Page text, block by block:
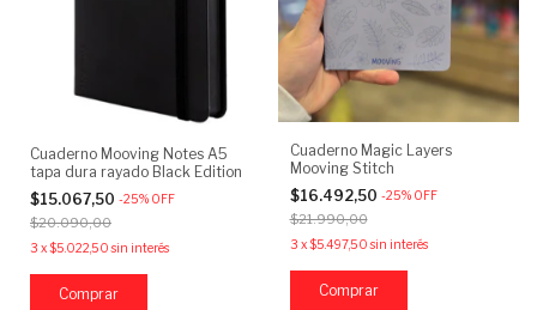
Cuaderno Mooving Notes A5
tapa dura rayado Black Edition
$15.067,50 -25% OFF
$20.090,00
3 x$5.022,50 sin interés
Cuaderno Magic Layers
Mooving Stitch
$16.492,50 -25% OFF
$21.990,00
3 x$5.497,50 sin interés